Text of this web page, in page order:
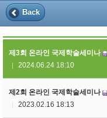
Back
제3회 온라인 국제학술세미나
2024.06.24 18:10
제2회 온라인 국제학술세미나
2023.02.16 18:13